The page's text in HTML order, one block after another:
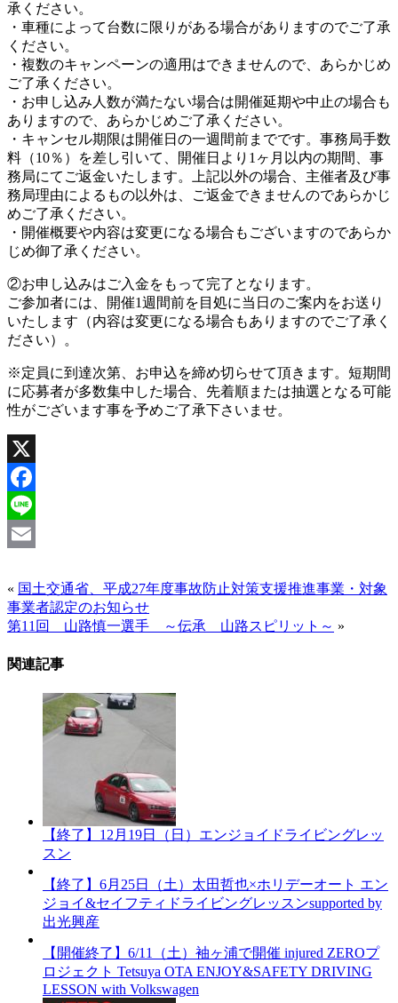
承ください。
・車種によって台数に限りがある場合がありますのでご了承
ください。
・複数のキャンペーンの適用はできませんので、あらかじめ
ご了承ください。
・お申し込み人数が満たない場合は開催延期や中止の場合も
ありますので、あらかじめご了承ください。
・キャンセル期限は開催日の一週間前までです。事務局手数
料（10％）を差し引いて、開催日より1ヶ月以内の期間、事
務局にてご返金いたします。上記以外の場合、主催者及び事
務局理由によるもの以外は、ご返金できませんのであらかじ
めご了承ください。
・開催概要や内容は変更になる場合もございますのであらか
じめ御了承ください。
②お申し込みはご入金をもって完了となります。
ご参加者には、開催1週間前を目処に当日のご案内をお送り
いたします（内容は変更になる場合もありますのでご了承く
ださい）。
※定員に到達次第、お申込を締め切らせて頂きます。短期間
に応募者が多数集中した場合、先着順または抽選となる可能
性がございます事を予めご了承下さいませ。
X
Facebook
Line
« 国土交通省、平成27年度事故防止対策支援推進事業・対象
事業者認定のお知らせ
第11回 山路慎一選手 ～伝承 山路スピリット～ »
関連記事
【終了】12月19日（日）エンジョイドライビングレッ
スン
【終了】6月25日（土）太田哲也×ホリデーオート エン
ジョイ&セイフティドライビングレッスンsupported by
出光興産
【開催終了】6/11（土）袖ヶ浦で開催 injured ZEROプ
ロジェクト Tetsuya OTA ENJOY&SAFETY DRIVING
LESSON with Volkswagen